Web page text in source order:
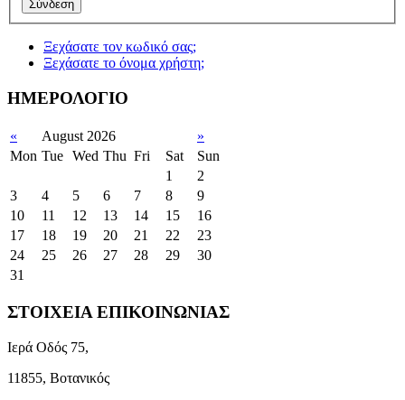
Ξεχάσατε τον κωδικό σας;
Ξεχάσατε το όνομα χρήστη;
ΗΜΕΡΟΛΟΓΙΟ
« August 2026
»
Mon Tue Wed Thu Fri Sat
Sun
1
2
3
4 5 6 7 8
9
10
11 12 13 14 15
16
17
18 19 20 21 22
23
24
25 26 27 28 29
30
31
ΣΤΟΙΧΕΙΑ ΕΠΙΚΟΙΝΩΝΙΑΣ
Ιερά Οδός 75,
11855, Βοτανικός